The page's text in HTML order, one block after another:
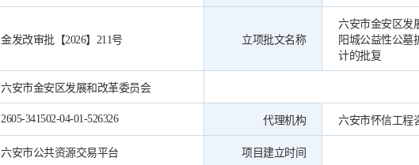
金发改审批【2026】211号 立项批文名称
六安市金安区发
阳城公益性公墓
计的批复
六安市金安区发展和改革委员会
2605-341502-04-01-526326 代理机构 六安市怀信工程
六安市公共资源交易平台 项目建立时间